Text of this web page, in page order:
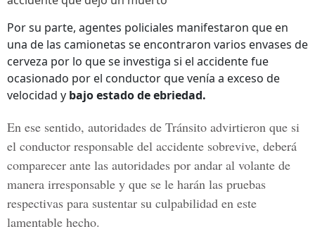
Por su parte, agentes policiales manifestaron que en
una de las camionetas se encontraron varios envases de
cerveza por lo que se investiga si el accidente fue
ocasionado por el conductor que venía a exceso de
velocidad y bajo estado de ebriedad.
En ese sentido, autoridades de Tránsito advirtieron que si
el conductor responsable del accidente sobrevive, deberá
comparecer ante las autoridades por andar al volante de
manera irresponsable y que se le harán las pruebas
respectivas para sustentar su culpabilidad en este
lamentable hecho.